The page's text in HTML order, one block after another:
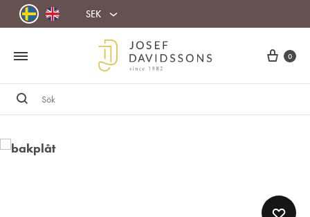
SEK
Cart
0
Sök